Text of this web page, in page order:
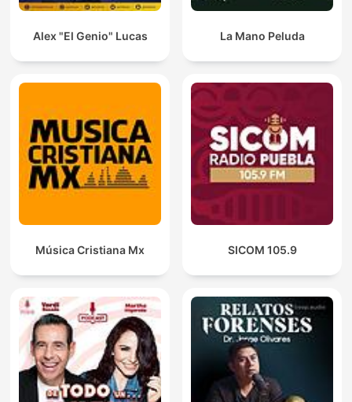
Alex "El Genio" Lucas La Mano Peluda
Música Cristiana Mx SICOM 105.9